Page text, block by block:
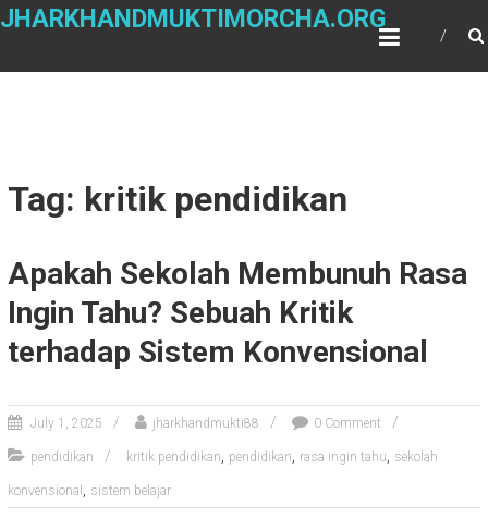
Skip
JHARKHANDMUKTIMORCHA.ORG
Tag: kritik pendidikan
Apakah Sekolah Membunuh Rasa
Ingin Tahu? Sebuah Kritik
terhadap Sistem Konvensional
July 1, 2025 jharkhandmukti88 0 Comment
pendidikan kritik pendidikan, pendidikan, rasa ingin tahu, sekolah
konvensional , sistem belajar